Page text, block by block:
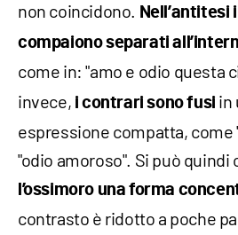
non coincidono.
compaiono separati
come in: "amo e odio questa
invece, i contrari sono fusi in
espressione compatta, come
"odio amoroso". Si può quindi
l’ossimoro una forma
contrasto è ridotto a poche